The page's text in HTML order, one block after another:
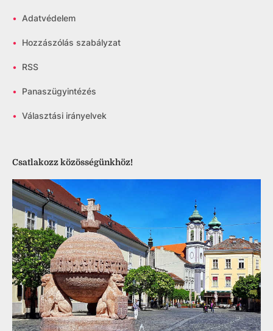
• Adatvédelem
• Hozzászólás szabályzat
• RSS
• Panaszügyintézés
• Választási irányelvek
Csatlakozz közösségünkhöz!